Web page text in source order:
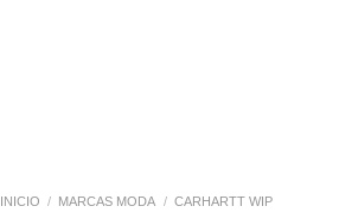
INICIO / MARCAS MODA / CARHARTT WIP